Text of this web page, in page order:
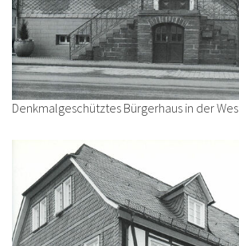
Denkmalgeschütztes Bürgerhaus in der